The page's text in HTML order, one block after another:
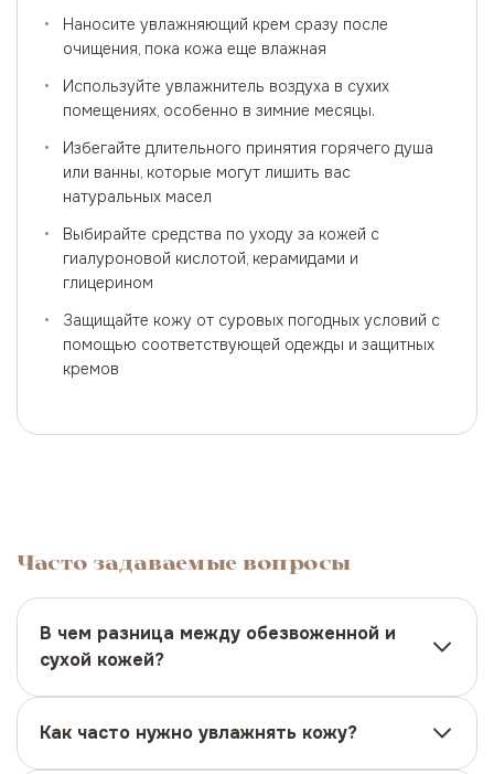
•
Наносите увлажняющий крем сразу после
очищения, пока кожа еще влажная
•
Используйте увлажнитель воздуха в сухих
помещениях, особенно в зимние месяцы.
•
Избегайте длительного принятия горячего душа
или ванны, которые могут лишить вас
натуральных масел
•
Выбирайте средства по уходу за кожей с
гиалуроновой кислотой, керамидами и
глицерином
•
Защищайте кожу от суровых погодных условий с
помощью соответствующей одежды и защитных
кремов
Часто задаваемые вопросы
В чем разница между обезвоженной и
сухой кожей?
часто ощущается как стянутая и может выглядеть
Как часто нужно увлажнять кожу?